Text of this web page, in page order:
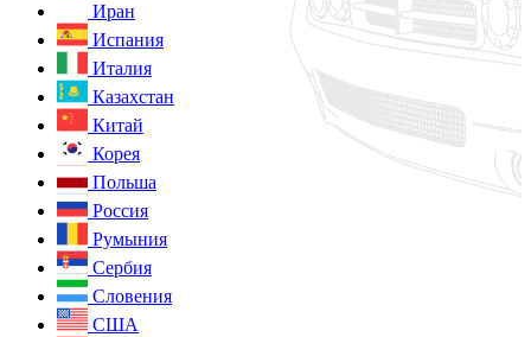
Иран
Испания
Италия
Казахстан
Китай
Корея
Польша
Россия
Румыния
Сербия
Словения
США